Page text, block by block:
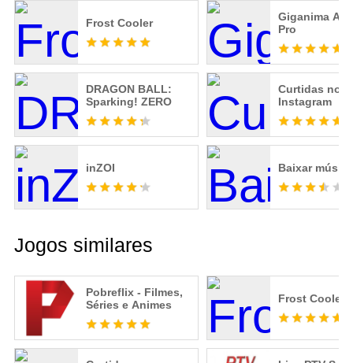
Frost Cooler
Giganima
Pro
DRAGON BALL:
Sparking! ZERO
Curtidas no
Instagram
inZOI Baixar música
Jogos similares
Pobreflix - Filmes,
Séries e Animes
Frost Cooler